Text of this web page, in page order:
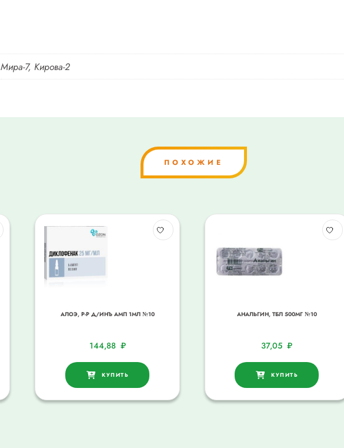
Мира-7, Кирова-2
ПОХОЖИЕ
АЛОЭ, Р-Р Д/ИНЪ АМП 1МЛ №10
144,88 ₽
КУПИТЬ
АНАЛЬГИН, ТБЛ 500МГ №10
37,05₽
КУПИТЬ